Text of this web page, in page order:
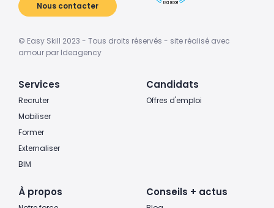
Nous contacter
© Easy Skill 2023 - Tous droits réservés - site réalisé avec
amour par Ideagency
Services
Recruter
Mobiliser
Former
Externaliser
BIM
Candidats
Offres d'emploi
À propos Conseils + actus